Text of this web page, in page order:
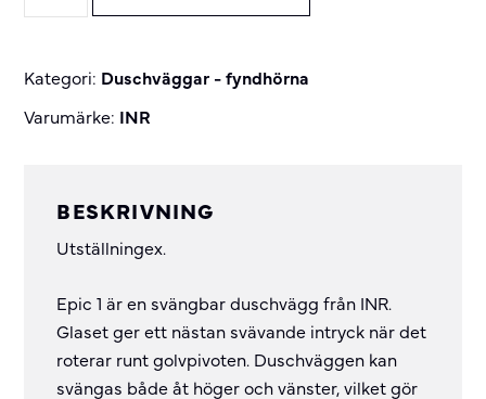
quantity
Kategori: Duschväggar - fyndhörna
Varumärke: INR
BESKRIVNING
Utställningex.
Epic 1 är en svängbar duschvägg från INR.
Glaset ger ett nästan svävande intryck när det
roterar runt golvpivoten. Duschväggen kan
svängas både åt höger och vänster, vilket gör